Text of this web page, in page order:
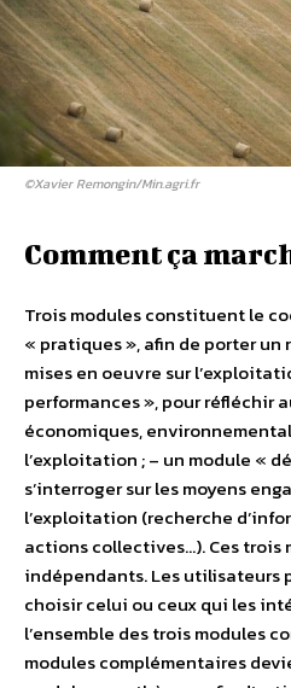
©Xavier Remongin/Min.agri.fr
Comment ça
Trois modules constituent le
« pratiques », afin de porter un
mises en oeuvre sur
performances », pour réfléchir
économiques,
l’exploitation ; – un module «
s’interroger sur les moyens
l’exploitation (recherche
actions collectives…). Ces trois
indépendants. Les utilisateurs
choisir celui ou ceux qui les
l’ensemble des trois modules
modules complémentaires